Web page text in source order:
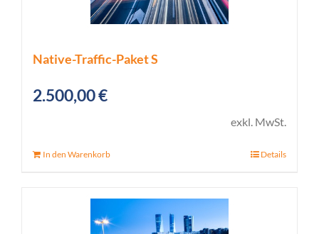
Native-Traffic-Paket S
2.500,00€
exkl. MwSt.
In den Warenkorb Details